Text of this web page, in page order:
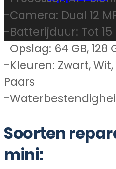
-Camera: Dual 12
-Batterijduur: Tot
-Opslag: 64 GB, 128
-Kleuren: Zwart,
Paars
-
Soorten
mini: